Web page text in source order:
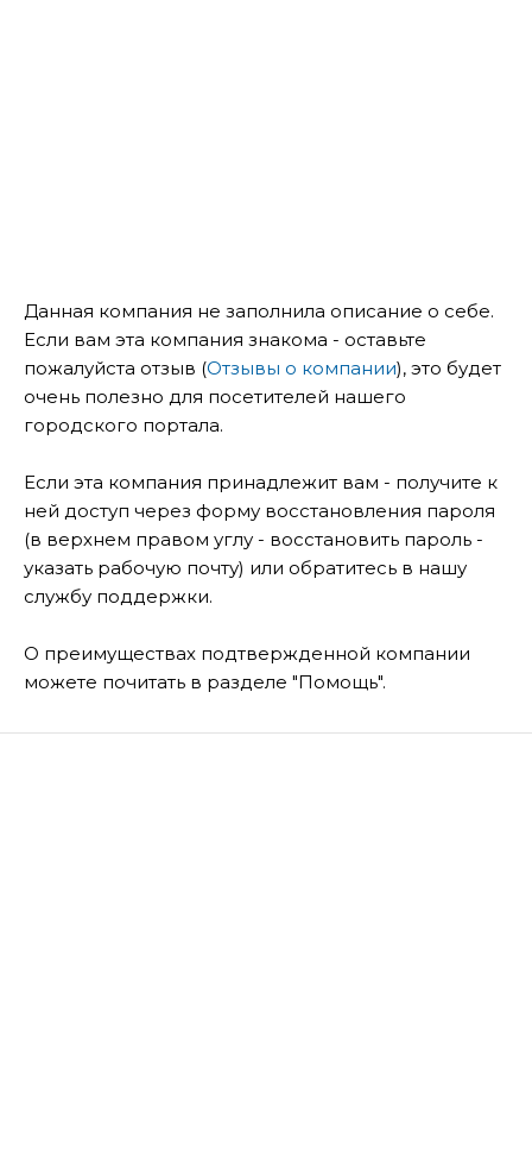
Данная компания не заполнила описание о себе.
Если вам эта компания знакома - оставьте
пожалуйста отзыв (Отзывы о компании), это будет
очень полезно для посетителей нашего
городского портала.
Если эта компания принадлежит вам - получите к
ней доступ через форму восстановления пароля
(в верхнем правом углу - восстановить пароль -
указать рабочую почту) или обратитесь в нашу
службу поддержки.
О преимуществах подтвержденной компании
можете почитать в разделе "Помощь".